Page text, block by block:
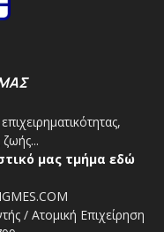
μας τμήμα εδώ
/ Ατομική Επιχείρηση